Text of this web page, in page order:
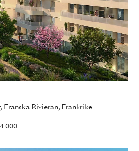
Franska Rivieran, Frankrike
000